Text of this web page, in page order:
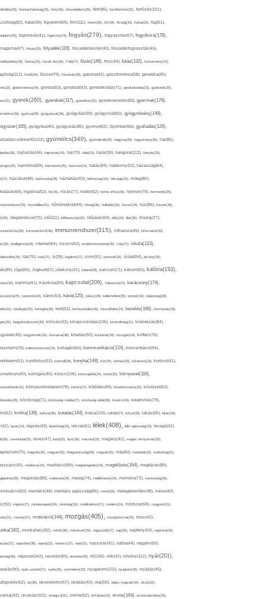
fenntarthatóság(29), fény(36), fényvédelem(28), férfi(86), fertőtlenítés(31), fertőzés(101),
fiatal(39), figyelem(69), film(111), finom(26), fitt(34), fittség(34), fizikai(25), fog(51),
fogmosás(41), fogorvos(24), fogyás(279), fogyasztás(67), fogyókúra(178),
folsav(25), folyadék(119), folyadékbevitel(40), folyadékfogyasztás(45),
fontos(25), forralt bor(26), Föld(27), főzés(149), friss(44), futás(132), futóverseny(32),
fürdő(26), fűszer(79), fűszerek(28), gabona(42), gasztronómia(58), genetika(45),
gluténmentes(34), gomba(53), gondolat(43), gondolkodás(71), gondoskodás(33), gyakorlat(29),
gyerek(260), gyerekek(117), gyerekkor(32), gyereknevelés(83), gyermek(179),
gyertya(28), gyógyászat(36), gyógyítás(69), gyógymód(50), gyógynövény(149),
gyógytea(40), gyógyulás(85), gyomor(62), Gyömbér(66), gyulladás(126),
gyümölcs(340), gyümölcslé(28), hagyma(28), hagyomány(36), haj(85),
hajhullás(44), hajmosás(24), hal(70), hála(25), halál(39), hangulat(112), hányás(25),
harmónia(69), hasmenés(35), hasznos(24), hatás(84), hatékony(52), házasság(64),
háziállat(48), házimunka(28), háztartás(43), hétköznap(24), hétvége(25), hideg(80),
higiénia(52), hit(26), hízás(77), hobbi(62), home office(26), hormon(79), hormonok(25),
hozzáállás(31), hőmérséklet(44), hőség(36), hulladék(33), humor(24), hús(86), húsvét(36),
idegrendszer(75), idő(111), időbeosztás(32), időjárás(69), idős(24), illat(30), illóolaj(77),
immunerősítő(36), immunrendszer(315), influenza(45), információ(33),
intelligencia(28), internet(64), inzulin(42), inzulinrezisztencia(35), írás(27), iskola(123),
ital(75), ivás(27), íz(39), izgalom(27), izom(91), izomzat(24), ízület(54), járvány(35),
jóga(56), Joghurt(67), jótékony(41), kaland(28), kalcium(71), kálium(50), kalória(193),
kamilla(41), Kánikula(59), kapcsolat(209), káposzta(24), karácsony(174),
karantén(34), káros(53), kávé(125), keksz(29), kellemetlen(29), kenyér(32), képesség(28),
kerékpár(25), keringés(26), kert(52), kertészkedés(26), készülődés(24), kezelés(166), kézmosás(28),
kiegyensúlyozott(26), kihívás(43), kikapcsolódás(106), kimerültség(31), kirándulás(84),
kisgyermek(34), kismama(38), kitartás(50), kockázat(34), kocogás(24), koffein(76),
koleszterinszint(24), kollagén(54), kommunikáció(124), koncentráció(94),
konfliktus(52), kontroll(28), konyha(149), kór(25), kórház(29), kórokozó(24), kortizol(41),
köhögés(40), könyv(106), könyvajánló(24), köret(30), környezet(116),
környezetvédelem(78), köröm(27), kötődés(49), következmény(33), közérzet(43),
közösség(71), közösségi média(27), közösségi oldal(38), kreatív(34), kreativitás(79),
kritika(139), kultúra(36), kutatás(144), kutya(100), külföld(27), kütyü(33), lakás(65), látás(34),
lazac(24), légzés(49), lehetőség(25), lekvár(41), lélek(408), lelki egészség(33), levegő(42),
Levendula(32), leves(47), lista(32), liszt(36), macska(33), magány(42), magas vérnyomás(28),
magvak(25), magyar(25), Magyarország(28), magzat(25), máj(60), mandula(33), marketing(31),
medence(24), meditáció(89), megbetegedés(24), megelőzés(164), megfázás(89),
megoldás(89), melatonin(29), meleg(74), mellékhatás(24), memória(72), mennyiség(26),
mentális(48), mentális egészség(86), menü(28), méregtelenítés(48), mese(40),
migrén(27), mindennapok(34), minőség(33), mobiltelefon(27), modern(24), módszer(68), mogyoró(31),
mosoly(27), motiváció(144), mozgás(405), mozgásforma(25), mozi(42),
munkahely(92), műtét(38), művészet(29), nagyszülő(27), nap(35), napfény(54), napirend(35),
napsütés(38), naptej(32), narancs(27), nasi(31), nassolás(41), nátha(44), negatív(50),
népszerű(42), nevelés(83), nevetés(30), nő(106), nők(42), növény(112), nyár(201),
nyári szünet(27), nyelv(26), nyomelem(33), nyugalom(102), nyugtató(29), nyújtás(45),
ok(36), okostelefon(57), oktatás(40), olaj(50), olajos magvak(34), olcsó(33),
olvasás(101), omega-3(31), online(52), orrfolyás(24), orvos(164), orvostudomány(26),